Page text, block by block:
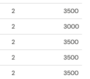
2
3500
2
3000
2
3500
2
3500
2
3500